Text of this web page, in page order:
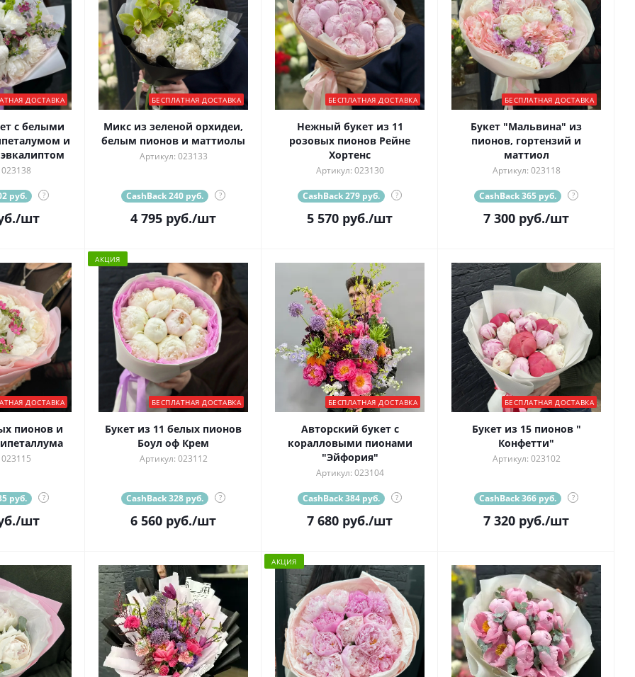
ДОСТАВКА
с белыми
и
руб. ?
/шт
БЕСПЛАТНАЯ ДОСТАВКА
Микс из зеленой орхидеи,
белым пионов и маттиолы
Артикул: 023133
CashBack 240 руб. ?
4 795 руб./шт
БЕСПЛАТНАЯ ДОСТАВКА
Нежный букет из 11
розовых пионов Рейне
Хортенс
Артикул: 023130
CashBack 279 руб. ?
5 570 руб./шт
БЕСПЛАТНАЯ ДОСТАВКА
Букет "Мальвина" из
пионов, гортензий и
маттиол
Артикул: 023118
CashBack 365 руб. ?
7 300 руб./шт
ДОСТАВКА
пионов и
руб. ?
/шт
АКЦИЯ
БЕСПЛАТНАЯ ДОСТАВКА
Букет из 11 белых пионов
Боул оф Крем
Артикул: 023112
CashBack 328 руб. ?
6 560 руб./шт
БЕСПЛАТНАЯ ДОСТАВКА
Авторский букет с
коралловыми пионами
"Эйфория"
Артикул: 023104
CashBack 384 руб. ?
7 680 руб./шт
БЕСПЛАТНАЯ ДОСТАВКА
Букет из 15 пионов "
Конфетти"
Артикул: 023102
CashBack 366 руб. ?
7 320 руб./шт
АКЦИЯ